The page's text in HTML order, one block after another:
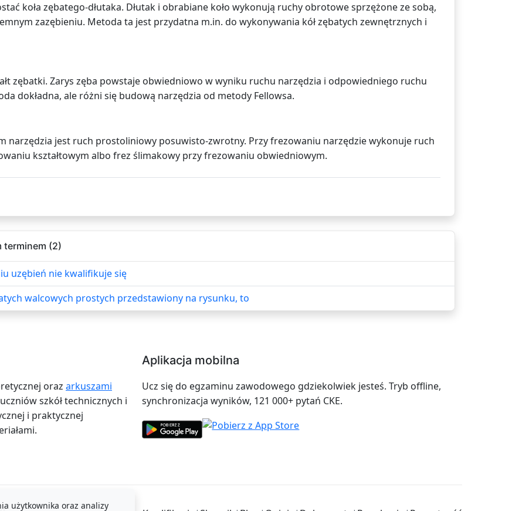
koła zębatego-dłutaka. Dłutak i obrabiane koło wykonują ruchy obrotowe sprzężone ze sobą,
zazębieniu. Metoda ta jest przydatna m.in. do wykonywania kół zębatych zewnętrznych i
zębatki. Zarys zęba powstaje obwiedniowo w wyniku ruchu narzędzia i odpowiedniego ruchu
dokładna, ale różni się budową narzędzia od metody Fellowsa.
narzędzia jest ruch prostoliniowy posuwisto-zwrotny. Przy frezowaniu narzędzie wykonuje ruch
kształtowym albo frez ślimakowy przy frezowaniu obwiedniowym.
terminem (2)
uzębień nie kwalifikuje się
walcowych prostych przedstawiony na rysunku, to
oraz arkuszami
szkół technicznych i
i praktycznej
Aplikacja mobilna
Ucz się do egzaminu zawodowego gdziekolwiek jesteś. Tryb offline,
synchronizacja wyników, 121 000+ pytań CKE.
użytkownika oraz analizy